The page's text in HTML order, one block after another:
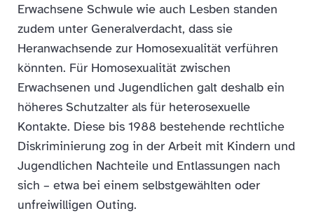
Erwachsene Schwule wie auch Lesben standen
zudem unter Generalverdacht, dass sie
Heranwachsende zur Homosexualität verführen
könnten. Für Homosexualität zwischen
Erwachsenen und Jugendlichen galt deshalb ein
höheres Schutzalter als für heterosexuelle
Kontakte. Diese bis 1988 bestehende rechtliche
Diskriminierung zog in der Arbeit mit Kindern und
Jugendlichen Nachteile und Entlassungen nach
sich – etwa bei einem selbstgewählten oder
unfreiwilligen Outing.